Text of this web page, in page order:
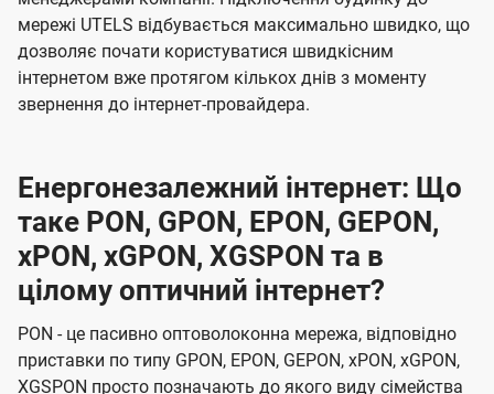
мережі UTELS відбувається максимально швидко, що
дозволяє почати користуватися швидкісним
інтернетом вже протягом кількох днів з моменту
звернення до інтернет-провайдера.
Енергонезалежний інтернет: Що
таке PON, GPON, EPON, GEPON,
xPON, xGPON, XGSPON та в
цілому оптичний інтернет?
PON - це пасивно оптоволоконна мережа, відповідно
приставки по типу GPON, EPON, GEPON, xPON, xGPON,
XGSPON просто позначають до якого виду сімейства